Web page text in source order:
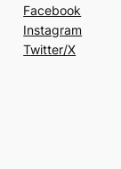
Facebook
Instagram
Twitter/X